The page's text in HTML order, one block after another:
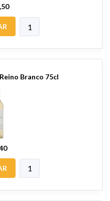
Branco 75cl